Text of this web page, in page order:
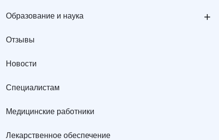
Образование и наука +
Отзывы
Новости
Специалистам
Медицинские работники
Лекарственное обеспечение